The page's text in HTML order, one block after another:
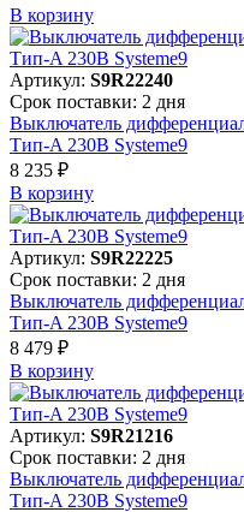
В корзинy
Артикул: S9R22240
Срок поставки: 2 дня
Выключатель
Тип-A 230В Systeme9
8 235 ₽
В корзинy
Артикул: S9R22225
Срок поставки: 2 дня
Выключатель
Тип-A 230В Systeme9
8 479 ₽
В корзинy
Артикул: S9R21216
Срок поставки: 2 дня
Выключатель
Тип-A 230В Systeme9